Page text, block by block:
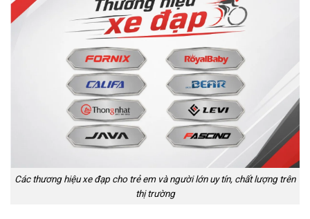
Các thương hiệu xe đạp cho trẻ em và người lớn uy tín, chất lượng trên
thị trường